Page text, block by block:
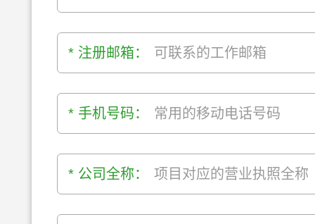
* 注册邮箱：
* 手机号码：
* 公司全称：